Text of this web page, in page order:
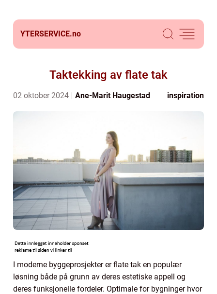
YTERSERVICE.no
Taktekking av flate tak
02 oktober 2024 Ane-Marit Haugestad inspiration
I moderne byggeprosjekter er flate tak en populær
løsning både på grunn av deres estetiske appell og
deres funksjonelle fordeler. Optimale for bygninger hvor